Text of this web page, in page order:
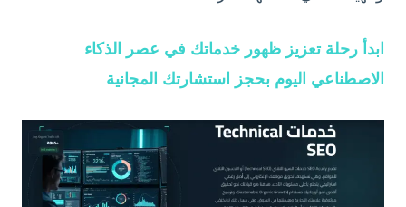
ابدأ رحلة تعزيز ظهور خدماتك في عصر الذكاء
الاصطناعي اليوم بحجز استشارتك المجانية